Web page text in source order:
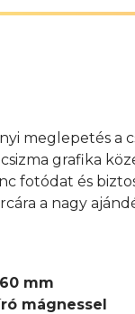
meglepetés a
grafika
fotódat és
a nagy
mm
mágnessel